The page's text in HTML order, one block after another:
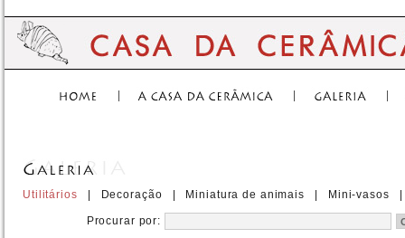
Utilitários Decoração Miniatura de animais Mini-vasos
Procurar por: